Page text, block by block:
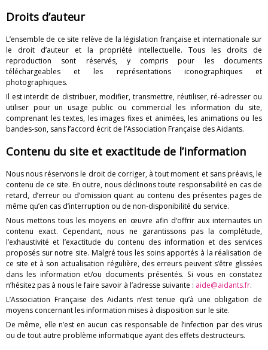
Droits d’auteur
L’ensemble de ce site relève de la législation française et internationale sur
le droit d’auteur et la propriété intellectuelle. Tous les droits de
reproduction sont réservés, y compris pour les documents
téléchargeables et les représentations iconographiques et
photographiques.
Il est interdit de distribuer, modifier, transmettre, réutiliser, ré-adresser ou
utiliser pour un usage public ou commercial les information du site,
comprenant les textes, les images fixes et animées, les animations ou les
bandes-son, sans l’accord écrit de l’Association Française des Aidants.
Contenu du site et exactitude de l’information
Nous nous réservons le droit de corriger, à tout moment et sans préavis, le
contenu de ce site. En outre, nous déclinons toute responsabilité en cas de
retard, d’erreur ou d’omission quant au contenu des présentes pages de
même qu’en cas d’interruption ou de non-disponibilité du service.
Nous mettons tous les moyens en œuvre afin d’offrir aux internautes un
contenu exact. Cependant, nous ne garantissons pas la complétude,
l’exhaustivité et l’exactitude du contenu des information et des services
proposés sur notre site. Malgré tous les soins apportés à la réalisation de
ce site et à son actualisation régulière, des erreurs peuvent s’être glissées
dans les information et/ou documents présentés. Si vous en constatez
n’hésitez pas à nous le faire savoir à l’adresse suivante : aide@aidants.fr.
L’Association Française des Aidants n’est tenue qu’à une obligation de
moyens concernant les information mises à disposition sur le site.
De même, elle n’est en aucun cas responsable de l’infection par des virus
ou de tout autre problème informatique ayant des effets destructeurs.